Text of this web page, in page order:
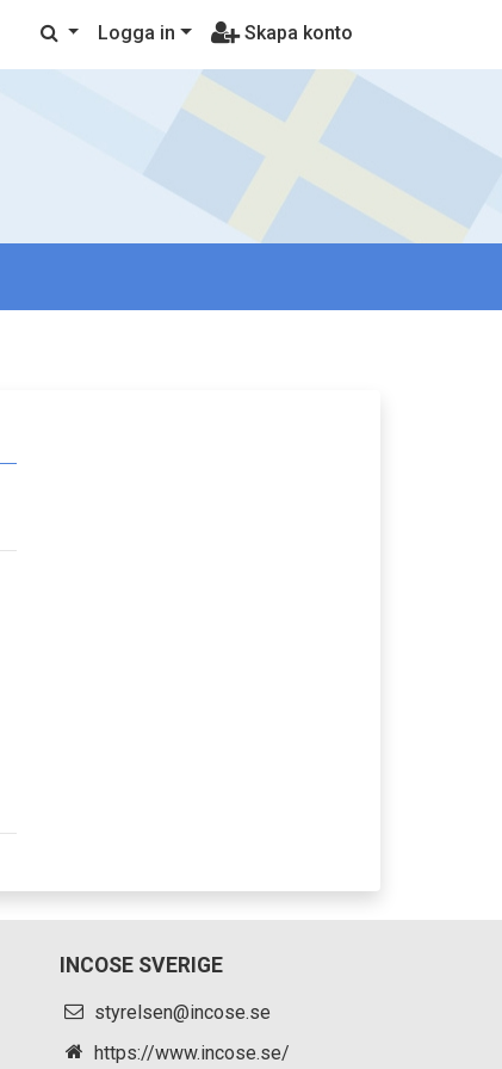
Logga in Skapa konto
INCOSE SVERIGE
styrelsen@incose.se
https://www.incose.se/